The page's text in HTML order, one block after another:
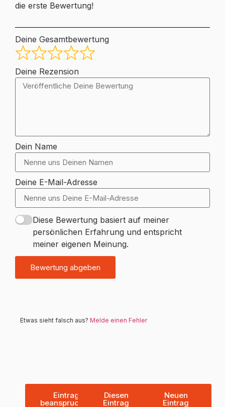
die erste Bewertung!
Deine Gesamtbewertung
Deine Rezension
Dein Name
Deine E-Mail-Adresse
Diese Bewertung basiert auf meiner
persönlichen Erfahrung und entspricht
meiner eigenen Meinung.
Bewertung abgeben
Etwas sieht falsch aus? Melde einen Fehler
Eintrag
beanspruchen
Diesen
Eintrag
Neuen
Eintrag